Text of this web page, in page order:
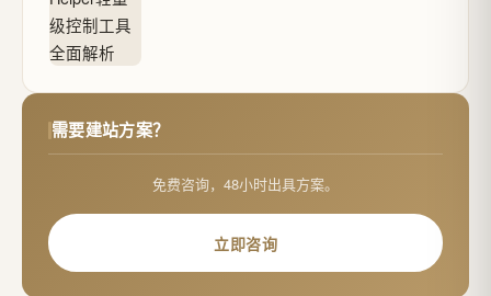
需要建站方案？
免费咨询，48小时出具方案。
立即咨询